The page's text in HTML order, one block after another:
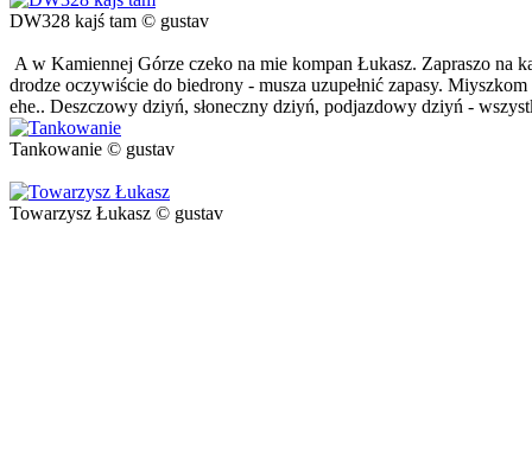
DW328 kajś tam © gustav
A w Kamiennej Górze czeko na mie kompan Łukasz. Zapraszo na
drodze oczywiście do biedrony - musza uzupełnić zapasy.
ehe.. Deszczowy dziyń, słoneczny dziyń, podjazdowy dziyń -
Tankowanie © gustav
Towarzysz Łukasz © gustav